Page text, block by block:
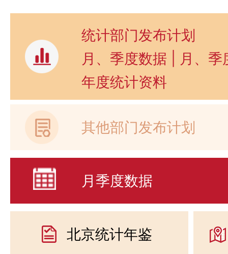
统计部门发布计划
月、季度数据
月、季
年度统计资料
其他部门发布计划
月季度数据
北京统计年鉴